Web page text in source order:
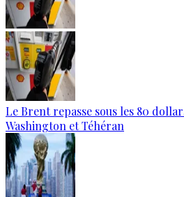
Le Brent repasse sous les 80
Washington et Téhéran